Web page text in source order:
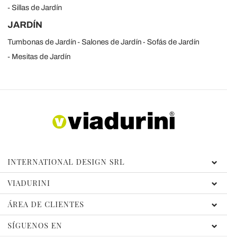
Sillas de Jardín
JARDÍN
Tumbonas de Jardín Salones de Jardín
Sofás de Jardín
Mesitas de Jardín
INTERNATIONAL DESIGN SRL
VIADURINI
ÁREA DE CLIENTES
SÍGUENOS EN